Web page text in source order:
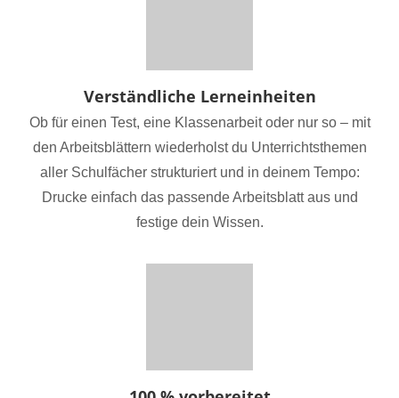
Verständliche Lerneinheiten
Ob für einen Test, eine Klassenarbeit oder nur so – mit
den Arbeitsblättern wiederholst du Unterrichtsthemen
aller Schulfächer strukturiert und in deinem Tempo:
Drucke einfach das passende Arbeitsblatt aus und
festige dein Wissen.